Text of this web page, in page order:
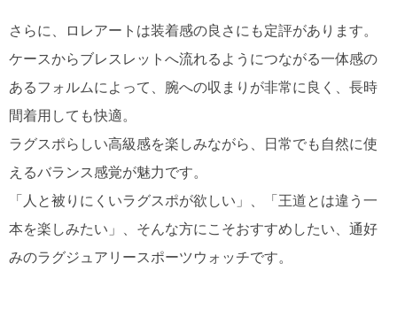
さらに、ロレアートは装着感の良さにも定評があります。
ケースからブレスレットへ流れるようにつながる一体感の
あるフォルムによって、腕への収まりが非常に良く、長時
間着用しても快適。
ラグスポらしい高級感を楽しみながら、日常でも自然に使
えるバランス感覚が魅力です。
「人と被りにくいラグスポが欲しい」、「王道とは違う一
本を楽しみたい」、そんな方にこそおすすめしたい、通好
みのラグジュアリースポーツウォッチです。